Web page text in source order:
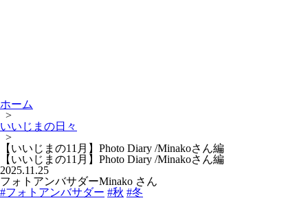
ホーム
>
いいじまの日々
>
【いいじまの11月】Photo Diary /Minakoさん編
【いいじまの11月】Photo Diary /Minakoさん編
2025.11.25
フォトアンバサダーMinako さん
#フォトアンバサダー #秋 #冬